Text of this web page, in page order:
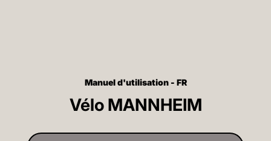
Manuel d'utilisation - FR
Vélo MANNHEIM